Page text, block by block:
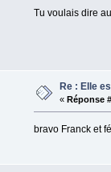
Tu voulais dire
Re : Elle
« Réponse
bravo Franck et